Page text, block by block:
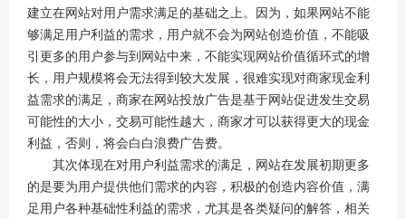
建立在网站对用户需求满足的基础之上。因为，如果网站不能
够满足用户利益的需求，用户就不会为网站创造价值，不能吸
引更多的用户参与到网站中来，不能实现网站价值循环式的增
长，用户规模将会无法得到较大发展，很难实现对商家现金利
益需求的满足，商家在网站投放广告是基于网站促进发生交易
可能性的大小，交易可能性越大，商家才可以获得更大的现金
利益，否则，将会白白浪费广告费。
其次体现在对用户利益需求的满足，网站在发展初期更多
的是要为用户提供他们需求的内容，积极的创造内容价值，满
足用户各种基础性利益的需求，尤其是各类疑问的解答，相关